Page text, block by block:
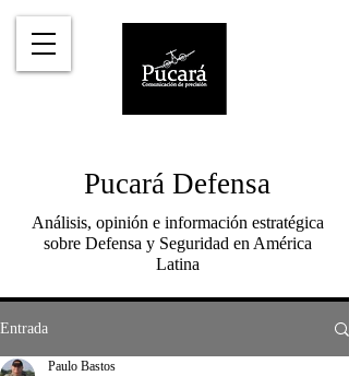
Pucará Defensa
Análisis, opinión e información estratégica
sobre Defensa y Seguridad en América
Latina
Entrada
Paulo Bastos